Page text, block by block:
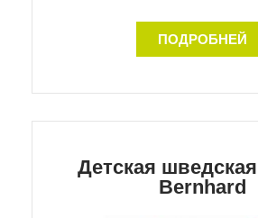
ПОДРОБНЕЙ
Детская
Bernhard